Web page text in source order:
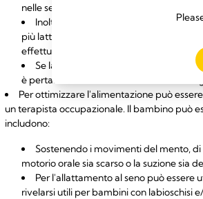
nelle settimane successive.
Inoltre è importante estrarre il latte
più latte rispetto a quelle che lo fanno
effettuare l'estrazione circa otto-dodici
Se la capacità di suzione del
è pertanto necessario attenersi alle linee
Per ottimizzare l'alimentazione può
un terapista occupazionale. Il bambino può
includono:
Sostenendo i movimenti del mento,
motorio orale sia scarso o la suzione sia
Per l'allattamento al seno può essere
rivelarsi utili per bambini con labioschisi